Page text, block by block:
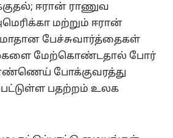
ஈரான் ராணுவ
மற்றும் ஈரான்
பேச்சுவார்த்தைகள்
மேற்கொண்டதால் போர்
எண்ணெய் போக்குவரத்து
பதற்றம் உலக